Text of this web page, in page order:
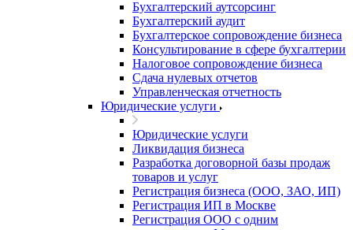
Бухгалтерский аутсорсинг
Бухгалтерский аудит
Бухгалтерское сопровождение бизнеса
Консультирование в сфере бухгалтерии
Налоговое сопровождение бизнеса
Сдача нулевых отчетов
Управленческая отчетность
Юридические услуги
Юридические услуги
Ликвидация бизнеса
Разработка договорной базы продаж
товаров и услуг
Регистрация бизнеса (ООО, ЗАО, ИП)
Регистрация ИП в Москве
Регистрация ООО с одним